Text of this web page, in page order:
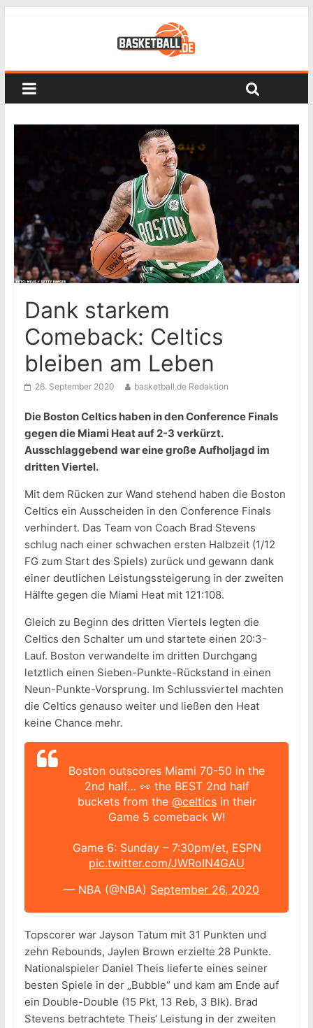
Dank starkem
Comeback: Celtics
bleiben am Leben
26. September 2020 basketball.de Redaktion
Die Boston Celtics haben in den Conference Finals
gegen die Miami Heat auf 2-3 verkürzt.
Ausschlaggebend war eine große Aufholjagd im
dritten Viertel.
Mit dem Rücken zur Wand stehend haben die Boston
Celtics ein Ausscheiden in den Conference Finals
verhindert. Das Team von Coach Brad Stevens
schlug nach einer schwachen ersten Halbzeit (1/12
FG zum Start des Spiels) zurück und gewann dank
einer deutlichen Leistungssteigerung in der zweiten
Hälfte gegen die Miami Heat mit 121:108.
Gleich zu Beginn des dritten Viertels legten die
Celtics den Schalter um und startete einen 20:3-
Lauf. Boston verwandelte im dritten Durchgang
letztlich einen Sieben-Punkte-Rückstand in einen
Neun-Punkte-Vorsprung. Im Schlussviertel machten
die Celtics genauso weiter und ließen den Heat
keine Chance mehr.
Boston outscores Miami 70-50 in the
2nd half… 👀 the BEST 2nd half
buckets from the @celticsin their
Game 5 comeback W!
Game 6: Sunday – 7:30pm/et, ESPN
pic.twitter.com/JWRoIN4GAU
— NBA (@NBA) September 26, 2020
Topscorer war Jayson Tatum mit 31 Punkten und
zehn Rebounds, Jaylen Brown erzielte 28 Punkte.
Nationalspieler Daniel Theis lieferte eines seiner
besten Spiele in der „Bubble“ und kam am Ende auf
ein Double-Double (15 Pkt, 13 Reb, 3 Blk). Brad
Stevens betrachtete Theis‘ Leistung in der zweiten